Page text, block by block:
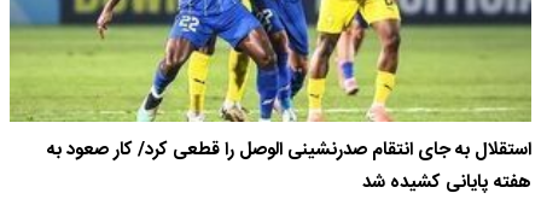
استقلال به جای انتقام صدرنشینی الوصل را قطعی کرد/ کار صعود به
هفته پایانی کشیده شد